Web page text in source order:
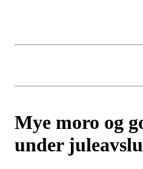
Mye moro og
under